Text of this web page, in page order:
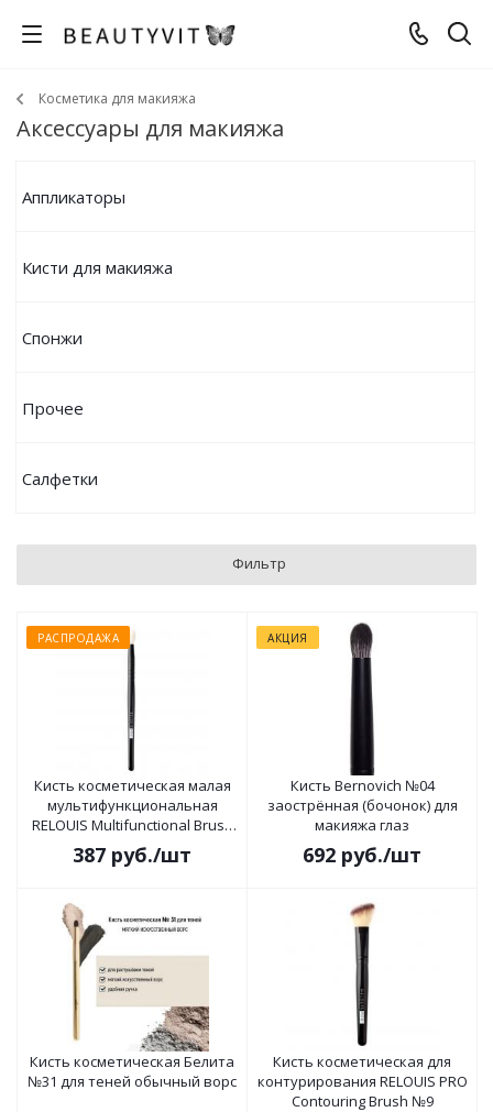
Косметика для макияжа
Аксессуары для макияжа
Аппликаторы
Кисти для макияжа
Спонжи
Прочее
Салфетки
Фильтр
РАСПРОДАЖА
Кисть косметическая малая
мультифункциональная
RELOUIS Multifunctional Brush
S №7
387 руб./шт
АКЦИЯ
Кисть Bernovich №04
заострённая (бочонок) для
макияжа глаз
692 руб./шт
Кисть косметическая Белита
№31 для теней обычный ворс
Кисть косметическая для
контурирования RELOUIS PRO
Contouring Brush №9